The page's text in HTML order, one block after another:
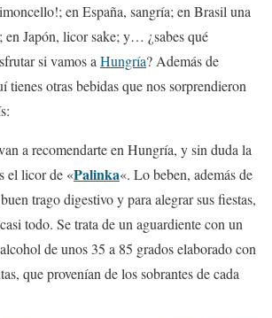
en España, sangría; en Brasil una
Japón, licor sake; y… ¿sabes qué
si vamos aHungría? Además de
tienes otras bebidas que nos sorprendieron
a recomendarte en Hungría, y sin duda la
el licor de «Palinka«. Lo beben, además de
trago digestivo y para alegrar sus fiestas,
todo. Se trata de un aguardiente con un
de unos 35 a 85 grados elaborado con
que provenían de los sobrantes de cada